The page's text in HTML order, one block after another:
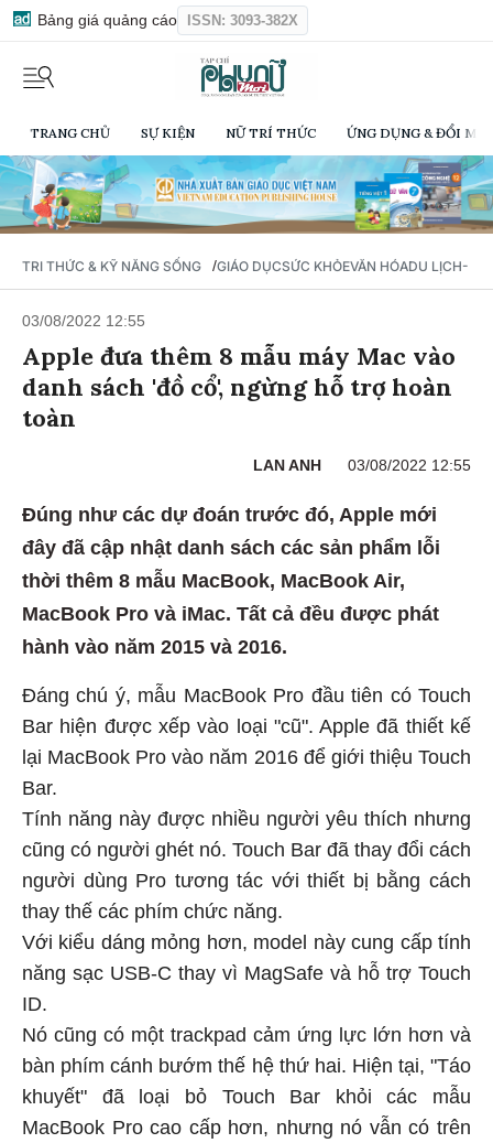
Bảng giá quảng cáo ISSN: 3093-382X
TRANG CHỦ SỰ KIỆN NỮ TRÍ THỨC ỨNG DỤNG & ĐỔI
TRI THỨC & KỸ NĂNG SỐNG /GIÁO DỤCSỨC KHỎEVĂN HÓADU LỊCH-
03/08/2022 12:55
Apple đưa thêm 8 mẫu máy Mac vào
danh sách 'đồ cổ', ngừng hỗ trợ hoàn
toàn
LAN ANH 03/08/2022 12:55
Đúng như các dự đoán trước đó, Apple mới
đây đã cập nhật danh sách các sản phẩm lỗi
thời thêm 8 mẫu MacBook, MacBook Air,
MacBook Pro và iMac. Tất cả đều được phát
hành vào năm 2015 và 2016.
Đáng chú ý, mẫu MacBook Pro đầu tiên có Touch
Bar hiện được xếp vào loại "cũ". Apple đã thiết kế
lại MacBook Pro vào năm 2016 để giới thiệu Touch
Bar.
Tính năng này được nhiều người yêu thích nhưng
cũng có người ghét nó. Touch Bar đã thay đổi cách
người dùng Pro tương tác với thiết bị bằng cách
thay thế các phím chức năng.
Với kiểu dáng mỏng hơn, model này cung cấp tính
năng sạc USB-C thay vì MagSafe và hỗ trợ Touch
ID.
Nó cũng có một trackpad cảm ứng lực lớn hơn và
bàn phím cánh bướm thế hệ thứ hai. Hiện tại, "Táo
khuyết" đã loại bỏ Touch Bar khỏi các mẫu
MacBook Pro cao cấp hơn, nhưng nó vẫn có trên